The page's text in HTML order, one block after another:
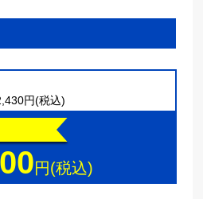
円(税込)
円(税込)